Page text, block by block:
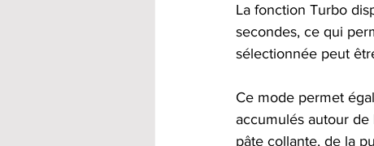
La fonction Turbo
secondes, ce qui
sélectionnée peut
Ce mode permet
accumulés autour
pâte collante, de la